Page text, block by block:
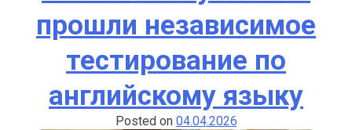
прошли независимое
тестирование по
английскому языку
Posted on 04.04.2026